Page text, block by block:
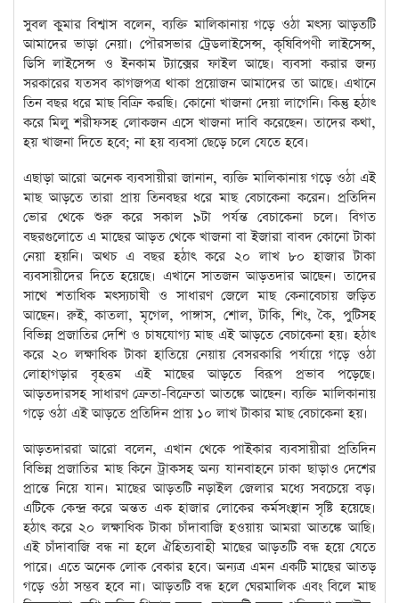
সুবল কুমার বিশ্বাস বলেন, ব্যক্তি মালিকানায় গড়ে ওঠা মৎস্য আড়তটি
আমাদের ভাড়া নেয়া। পৌরসভার ট্রেডলাইসেন্স, কৃষিবিপণী লাইসেন্স,
ডিসি লাইসেন্স ও ইনকাম ট্যাক্সের ফাইল আছে। ব্যবসা করার জন্য
সরকারের যতসব কাগজপত্র থাকা প্রয়োজন আমাদের তা আছে। এখানে
তিন বছর ধরে মাছ বিক্রি করছি। কোনো খাজনা দেয়া লাগেনি। কিন্তু হঠাৎ
করে মিলু শরীফসহ লোকজন এসে খাজনা দাবি করেছেন। তাদের কথা,
হয় খাজনা দিতে হবে; না হয় ব্যবসা ছেড়ে চলে যেতে হবে।
এছাড়া আরো অনেক ব্যবসায়ীরা জানান, ব্যক্তি মালিকানায় গড়ে ওঠা এই
মাছ আড়তে তারা প্রায় তিনবছর ধরে মাছ বেচাকেনা করেন। প্রতিদিন
ভোর থেকে শুরু করে সকাল ৯টা পর্যন্ত বেচাকেনা চলে। বিগত
বছরগুলোতে এ মাছের আড়ত থেকে খাজনা বা ইজারা বাবদ কোনো টাকা
নেয়া হয়নি। অথচ এ বছর হঠাৎ করে ২০ লাখ ৮০ হাজার টাকা
ব্যবসায়ীদের দিতে হয়েছে। এখানে সাতজন আড়তদার আছেন। তাদের
সাথে শতাধিক মৎস্যচাষী ও সাধারণ জেলে মাছ কেনাবেচায় জড়িত
আছেন। রুই, কাতলা, মৃগেল, পাঙ্গাস, শোল, টাকি, শিং, কৈ, পুটিসহ
বিভিন্ন প্রজাতির দেশি ও চাষযোগ্য মাছ এই আড়তে বেচাকেনা হয়। হঠাৎ
করে ২০ লক্ষাধিক টাকা হাতিয়ে নেয়ায় বেসরকারি পর্যায়ে গড়ে ওঠা
লোহাগড়ার বৃহত্তম এই মাছের আড়তে বিরূপ প্রভাব পড়েছে।
আড়তদারসহ সাধারণ ক্রেতা-বিক্রেতা আতঙ্কে আছেন। ব্যক্তি মালিকানায়
গড়ে ওঠা এই আড়তে প্রতিদিন প্রায় ১০ লাখ টাকার মাছ বেচাকেনা হয়।
আড়তদাররা আরো বলেন, এখান থেকে পাইকার ব্যবসায়ীরা প্রতিদিন
বিভিন্ন প্রজাতির মাছ কিনে ট্রাকসহ অন্য যানবাহনে ঢাকা ছাড়াও দেশের
প্রান্তে নিয়ে যান। মাছের আড়তটি নড়াইল জেলার মধ্যে সবচেয়ে বড়।
এটিকে কেন্দ্র করে অন্তত এক হাজার লোকের কর্মসংস্থান সৃষ্টি হয়েছে।
হঠাৎ করে ২০ লক্ষাধিক টাকা চাঁদাবাজি হওয়ায় আমরা আতঙ্কে আছি।
এই চাঁদাবাজি বন্ধ না হলে ঐহিত্যবাহী মাছের আড়তটি বন্ধ হয়ে যেতে
পারে। এতে অনেক লোক বেকার হবে। অন্যত্র এমন একটি মাছের আতড়
গড়ে ওঠা সম্ভব হবে না। আড়তটি বন্ধ হলে ঘেরমালিক এবং বিলে মাছ